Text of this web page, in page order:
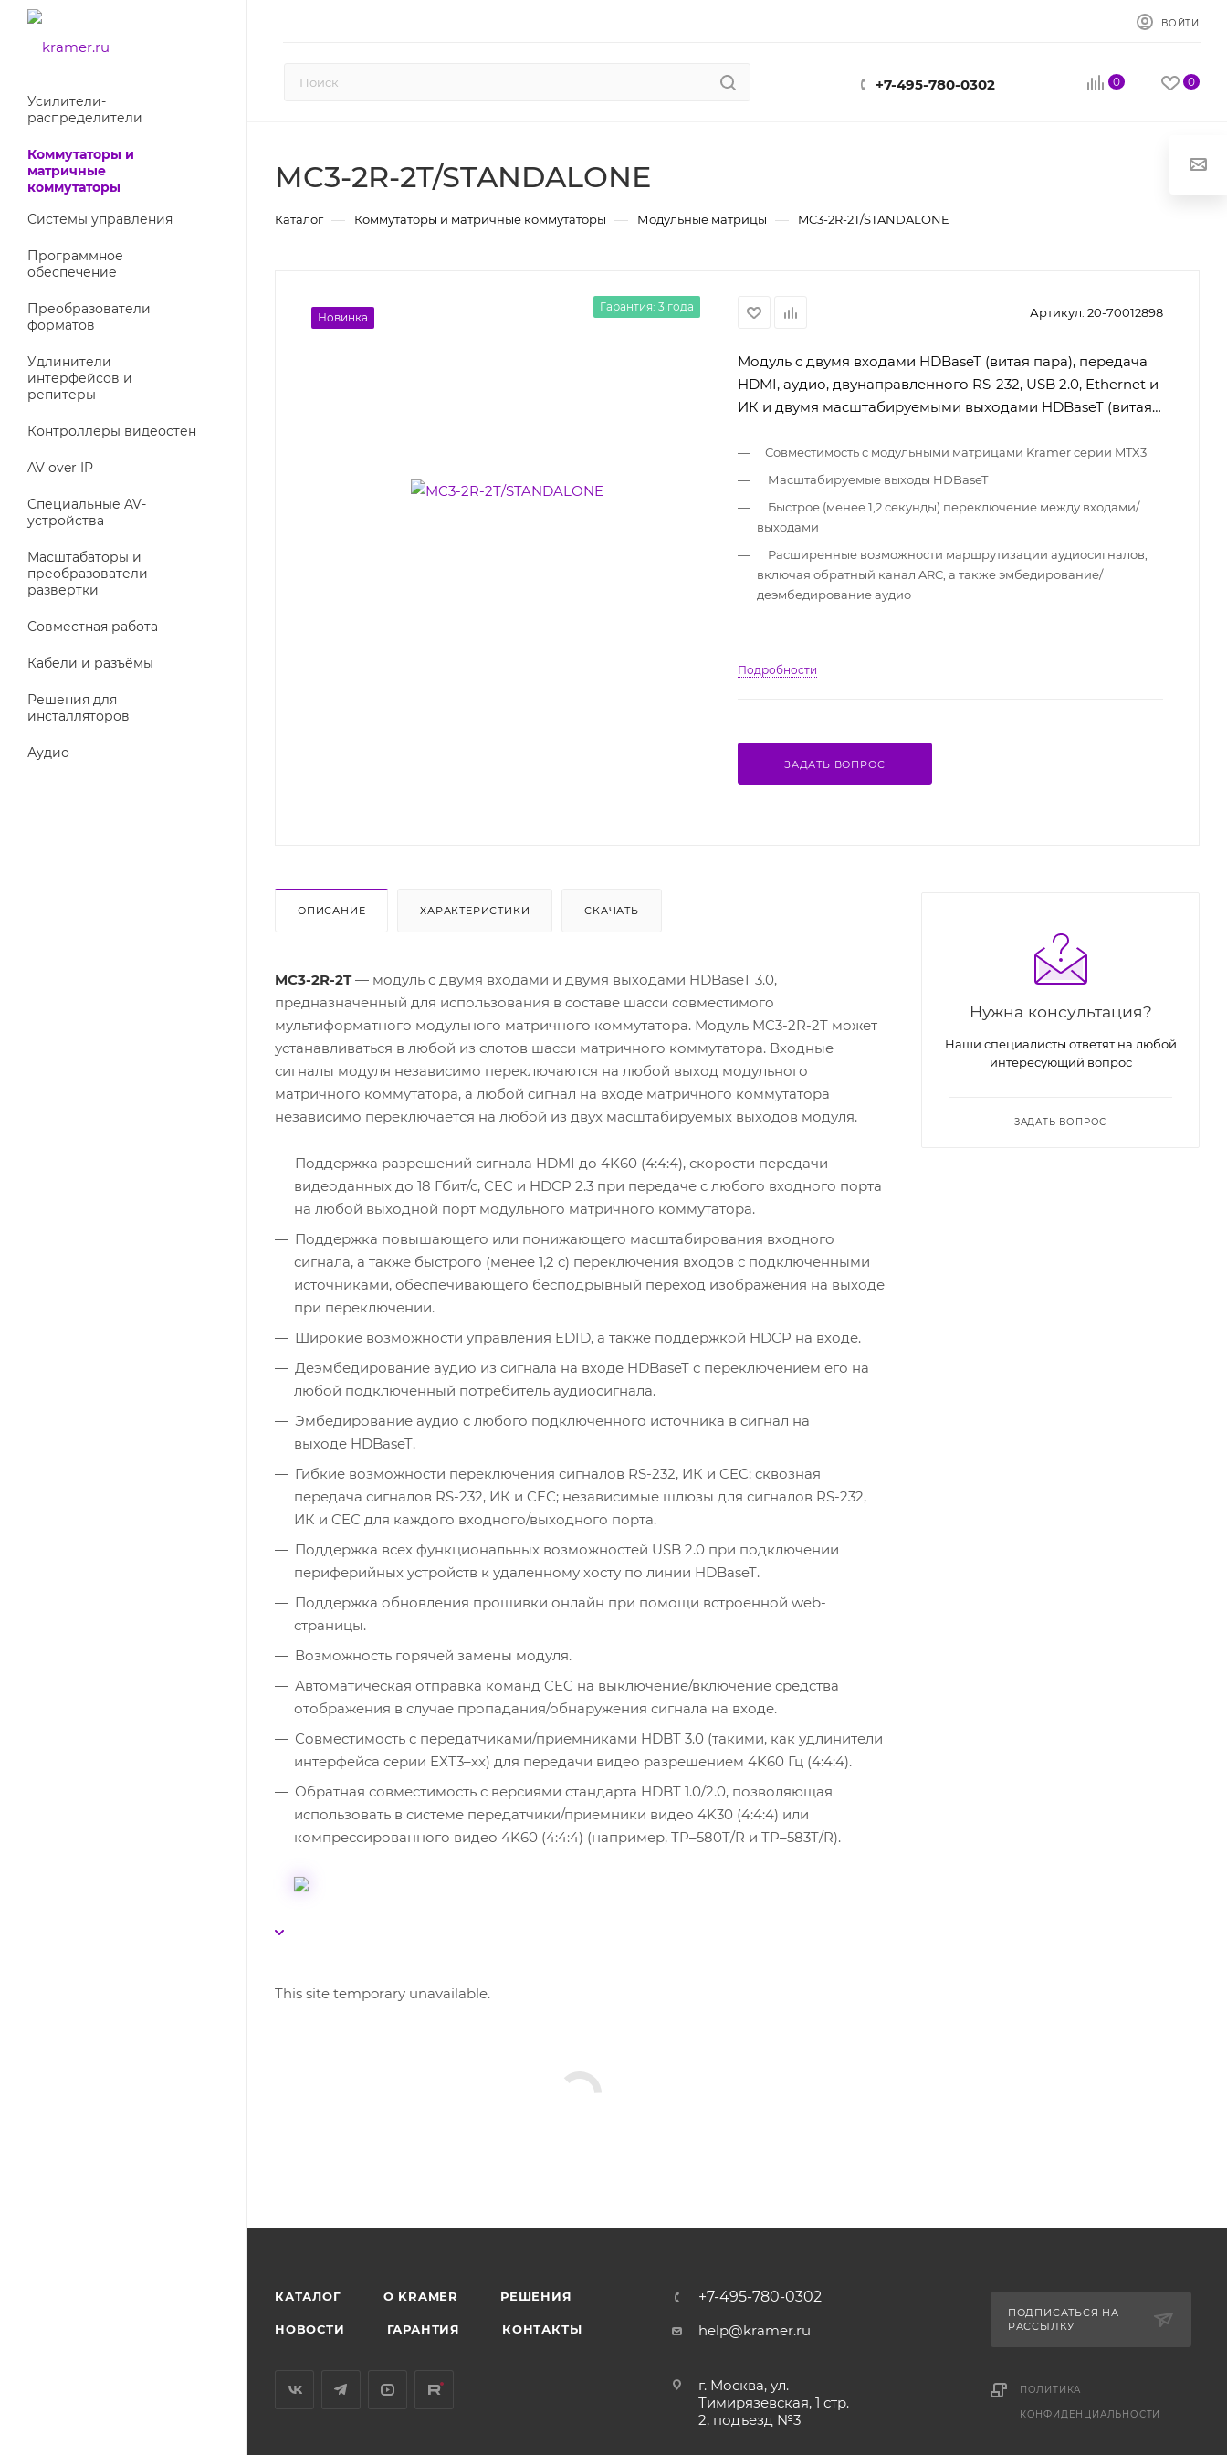
ВОЙТИ
+7-495-780-0302 0 0
Усилители-
раcпределители
Коммутаторы и
матричные
коммутаторы
Системы управления
Программное
обеспечение
Преобразователи
форматов
Удлинители
интерфейсов и
репитеры
Контроллеры видеостен
AV over IP
Специальные AV-
устройства
Масштабаторы и
преобразователи
развертки
Совместная работа
Кабели и разъёмы
Решения для
инсталляторов
Аудио
MC3-2R-2T/STANDALONE
Каталог — Коммутаторы и матричные коммутаторы — Модульные матрицы — MC3-2R-2T/STANDALONE
Новинка
Гарантия: 3 года Артикул: 20-70012898
Модуль c двумя входами HDBaseT (витая пара), передача
HDMI, аудио, двунаправленного RS-232, USB 2.0, Ethernet и
ИК и двумя масштабируемыми выходами HDBaseT (витая
Совместимость с модульными матрицами Kramer серии MTX3
Масштабируемые выходы HDBaseT
Быстрое (менее 1,2 секунды) переключение между входами/
выходами
Расширенные возможности маршрутизации аудиосигналов,
включая обратный канал ARC, а также эмбедирование/
деэмбедирование аудио
Подробности
ЗАДАТЬ ВОПРОС
ОПИСАНИЕ ХАРАКТЕРИСТИКИ СКАЧАТЬ
MC3-2R-2T— модуль с двумя входами и двумя выходами HDBaseT 3.0,
предназначенный для использования в составе шасси совместимого
мультиформатного модульного матричного коммутатора. Модуль MC3-2R-2T может
устанавливаться в любой из слотов шасси матричного коммутатора. Входные
сигналы модуля независимо переключаются на любой выход модульного
матричного коммутатора, а любой сигнал на входе матричного коммутатора
независимо переключается на любой из двух масштабируемых выходов модуля.
Поддержка разрешений сигнала HDMI до 4K60 (4:4:4), скорости передачи
видеоданных до 18 Гбит/с, CEC и HDCP 2.3 при передаче с любого входного порта
на любой выходной порт модульного матричного коммутатора.
Поддержка повышающего или понижающего масштабирования входного
сигнала, а также быстрого (менее 1,2 с) переключения входов с подключенными
источниками, обеспечивающего бесподрывный переход изображения на выходе
при переключении.
Широкие возможности управления EDID, а также поддержкой HDCP на входе.
Деэмбедирование аудио из сигнала на входе HDBaseT с переключением его на
любой подключенный потребитель аудиосигнала.
Эмбедирование аудио с любого подключенного источника в сигнал на
выходе HDBaseT.
Гибкие возможности переключения сигналов RS-232, ИК и CEС: сквозная
передача сигналов RS-232, ИК и CEС; независимые шлюзы для сигналов RS-232,
ИК и CEС для каждого входного/выходного порта.
Поддержка всех функциональных возможностей USB 2.0 при подключении
периферийных устройств к удаленному хосту по линии HDBaseT.
Поддержка обновления прошивки онлайн при помощи встроенной web-
страницы.
Возможность горячей замены модуля.
Автоматическая отправка команд CEC на выключение/включение средства
отображения в случае пропадания/обнаружения сигнала на входе.
Совместимость с передатчиками/приемниками HDBT 3.0 (такими, как удлинители
интерфейса серии EXT3–xx) для передачи видео разрешением 4K60 Гц (4:4:4).
Обратная совместимость с версиями стандарта HDBT 1.0/2.0, позволяющая
использовать в системе передатчики/приемники видео 4K30 (4:4:4) или
компрессированного видео 4K60 (4:4:4) (например, TP–580T/R и TP–583T/R).
This site temporary unavailable.
Нужна консультация?
Наши специалисты ответят на любой
интересующий вопрос
ЗАДАТЬ ВОПРОС
КАТАЛОГ O KRAMER РЕШЕНИЯ
НОВОСТИ ГАРАНТИЯ КОНТАКТЫ
+7-495-780-0302
help@kramer.ru
г. Москва, ул.
Тимирязевская, 1 стр.
2, подъезд №3
ПОДПИСАТЬСЯ НА
РАССЫЛКУ
ПОЛИТИКА
КОНФИДЕНЦИАЛЬНОСТИ